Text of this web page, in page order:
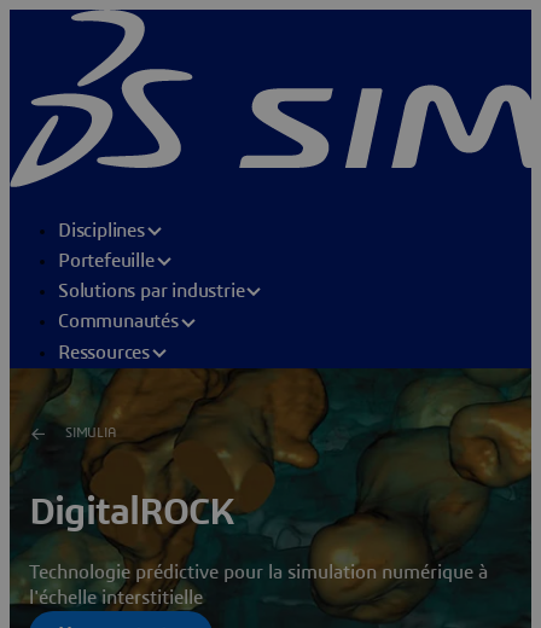
Disciplines
Portefeuille
Solutions par industrie
Communautés
Ressources
SIMULIA
DigitalROCK
Technologie prédictive pour la simulation numérique à
l'échelle interstitielle